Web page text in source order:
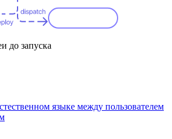
до запуска
языке между пользователем